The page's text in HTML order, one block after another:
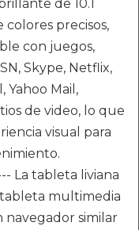
de 10.1
precisos,
con juegos,
Skype, Netflix,
Yahoo Mail,
de video, lo que
visual para
La tableta liviana
multimedia
similar